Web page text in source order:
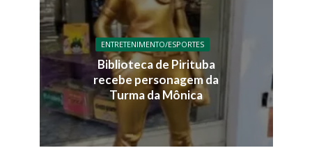
ENTRETENIMENTO/ESPORTES
Biblioteca de Pirituba
recebe personagem da
Turma da Mônica